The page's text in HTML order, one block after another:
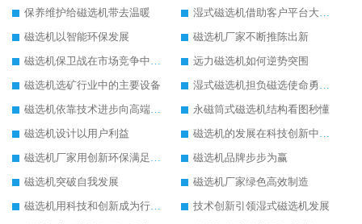
保养维护给磁选机带去温暖
湿式磁选机借助客户平台大放异彩
磁选机以智能环保发展
磁选机厂家不断推陈出新
磁选机保卫战在市场竞争中打响
远力磁选机如何逆势突围
磁选机选矿行业中的主要设备
湿式磁选机担负磁选使命勇往直前
磁选机依靠技术进步向高端转型
永磁筒式磁选机结构看图秒懂
磁选机设计以用户利益
磁选机的发展在科技创新中成为焦点
磁选机厂家用创新环保满足市发展
磁选机品牌步步为赢
磁选机突破自我发展
磁选机厂家绿色高效制造
磁选机用科技和创新成为行业中的顶梁柱
技术创新引领湿式磁选机发展